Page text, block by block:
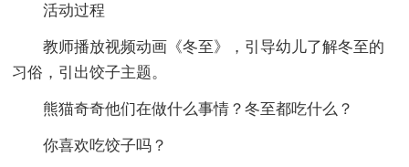
活动过程
教师播放视频动画《冬至》，引导幼儿了解冬至的
习俗，引出饺子主题。
熊猫奇奇他们在做什么事情？冬至都吃什么？
你喜欢吃饺子吗？